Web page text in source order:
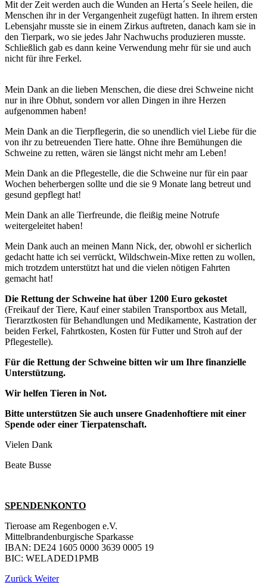
Mit der Zeit werden auch die Wunden an Herta´s Seele heilen, die
Menschen ihr in der Vergangenheit zugefügt hatten. In ihrem ersten
Lebensjahr musste sie in einem Zirkus auftreten, danach kam sie in
den Tierpark, wo sie jedes Jahr Nachwuchs produzieren musste.
Schließlich gab es dann keine Verwendung mehr für sie und auch
nicht für ihre Ferkel.
Mein Dank an die lieben Menschen, die diese drei Schweine nicht
nur in ihre Obhut, sondern vor allen Dingen in ihre Herzen
aufgenommen haben!
Mein Dank an die Tierpflegerin, die so unendlich viel Liebe für die
von ihr zu betreuenden Tiere hatte. Ohne ihre Bemühungen die
Schweine zu retten, wären sie längst nicht mehr am Leben!
Mein Dank an die Pflegestelle, die die Schweine nur für ein paar
Wochen beherbergen sollte und die sie 9 Monate lang betreut und
gesund gepflegt hat!
Mein Dank an alle Tierfreunde, die fleißig meine Notrufe
weitergeleitet haben!
Mein Dank auch an meinen Mann Nick, der, obwohl er sicherlich
gedacht hatte ich sei verrückt, Wildschwein-Mixe retten zu wollen,
mich trotzdem unterstützt hat und die vielen nötigen Fahrten
gemacht hat!
Die Rettung der Schweine hat über 1200 Euro gekostet
(Freikauf der Tiere, Kauf einer stabilen Transportbox aus Metall,
Tierarztkosten für Behandlungen und Medikamente, Kastration der
beiden Ferkel, Fahrtkosten, Kosten für Futter und Stroh auf der
Pflegestelle).
Für die Rettung der Schweine bitten wir um Ihre finanzielle
Unterstützung.
Wir helfen Tieren in Not.
Bitte unterstützen Sie auch unsere Gnadenhoftiere mit einer
Spende oder einer Tierpatenschaft.
Vielen Dank
Beate Busse
SPENDENKONTO
Tieroase am Regenbogen e.V.
Mittelbrandenburgische Sparkasse
IBAN: DE24 1605 0000 3639 0005 19
BIC: WELADED1PMB
Zurück Weiter